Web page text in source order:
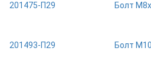
201475-П29 Болт
201493-П29 Болт